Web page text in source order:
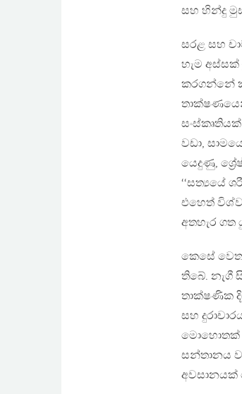
සහ හින්දු
සරළ සහ
හැම
කරගන්නේ
වඩා,
යෙදුණු,
‘‘සත්‍යයේ
එහෙත්
අතහැර ගත
කෙසේ
තිබේ. නැගී
තාක්ෂණික
සහ
මොහොතක්
සන්තානය
අවසානයක්